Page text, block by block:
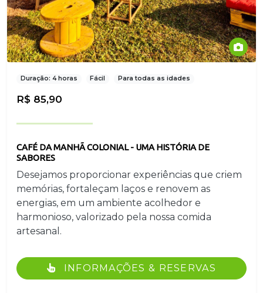
Duração: 4 horas Fácil Para todas as idades
R$ 85,90
CAFÉ DA MANHÃ COLONIAL - UMA HISTÓRIA DE
SABORES
Desejamos proporcionar experiências que criem
memórias, fortaleçam laços e renovem as
energias, em um ambiente acolhedor e
harmonioso, valorizado pela nossa comida
artesanal.
INFORMAÇÕES & RESERVAS